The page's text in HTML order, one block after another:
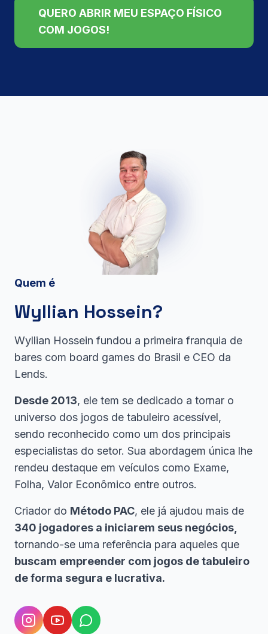
QUERO ABRIR MEU ESPAÇO FÍSICO
COM JOGOS!
Quem é
Wyllian Hossein?
Wyllian Hossein fundou a primeira franquia de
bares com board games do Brasil e CEO da
Lends.
Desde 2013, ele tem se dedicado a tornar o
universo dos jogos de tabuleiro acessível,
sendo reconhecido como um dos principais
especialistas do setor. Sua abordagem única lhe
rendeu destaque em veículos como Exame,
Folha, Valor Econômico entre outros.
Criador do Método PAC, ele já ajudou mais de
340 jogadores a iniciarem seus negócios,
tornando-se uma referência para aqueles que
buscam empreender com jogos de tabuleiro
de forma segura e lucrativa.